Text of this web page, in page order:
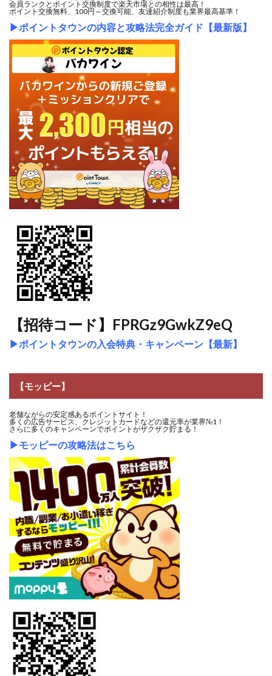
会員ランクとポイント交換制度で楽天市場との相性は最高！
ポイント交換無料、100円～交換可能、友達紹介制度も業界最高基準！
▶ポイントタウンの内容と攻略法完全ガイド【最新版】
【招待コード】FPRGz9GwkZ9eQ
▶ポイントタウンの入会特典・キャンペーン【最新】
【モッピー】
老舗ながらの安定感あるポイントサイト！
多くの広告サービス、クレジットカードなどの還元率が業界№1！
さらに多くのキャンペーンでポイントがザクザク貯まる！
▶モッピーの攻略法はこちら